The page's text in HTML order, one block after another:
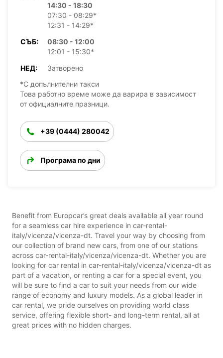
14:30 - 18:30
07:30 - 08:29*
12:31 - 14:29*
СЪБ:
08:30 - 12:00
12:01 - 15:30*
НЕД:
Затворено
*С допълнителни такси
Това работно време може да варира в зависимост
от официалните празници.
+39 (0444) 280042
Програма по дни
Benefit from Europcar’s great deals available all year round
for a seamless car hire experience in car-rental-
italy/vicenza/vicenza-dt. Travel your way by choosing from
our collection of brand new cars, from one of our stations
across car-rental-italy/vicenza/vicenza-dt. Whether you are
looking for car rental in car-rental-italy/vicenza/vicenza-dt as
part of a vacation, or renting a car for a special event, you
will be sure to find a car to suit your needs from our wide
range of economy and luxury models. As a global leader in
car rental, we pride ourselves on providing world class
service, offering flexible short- and long-term rental, all at
great prices with no hidden charges.